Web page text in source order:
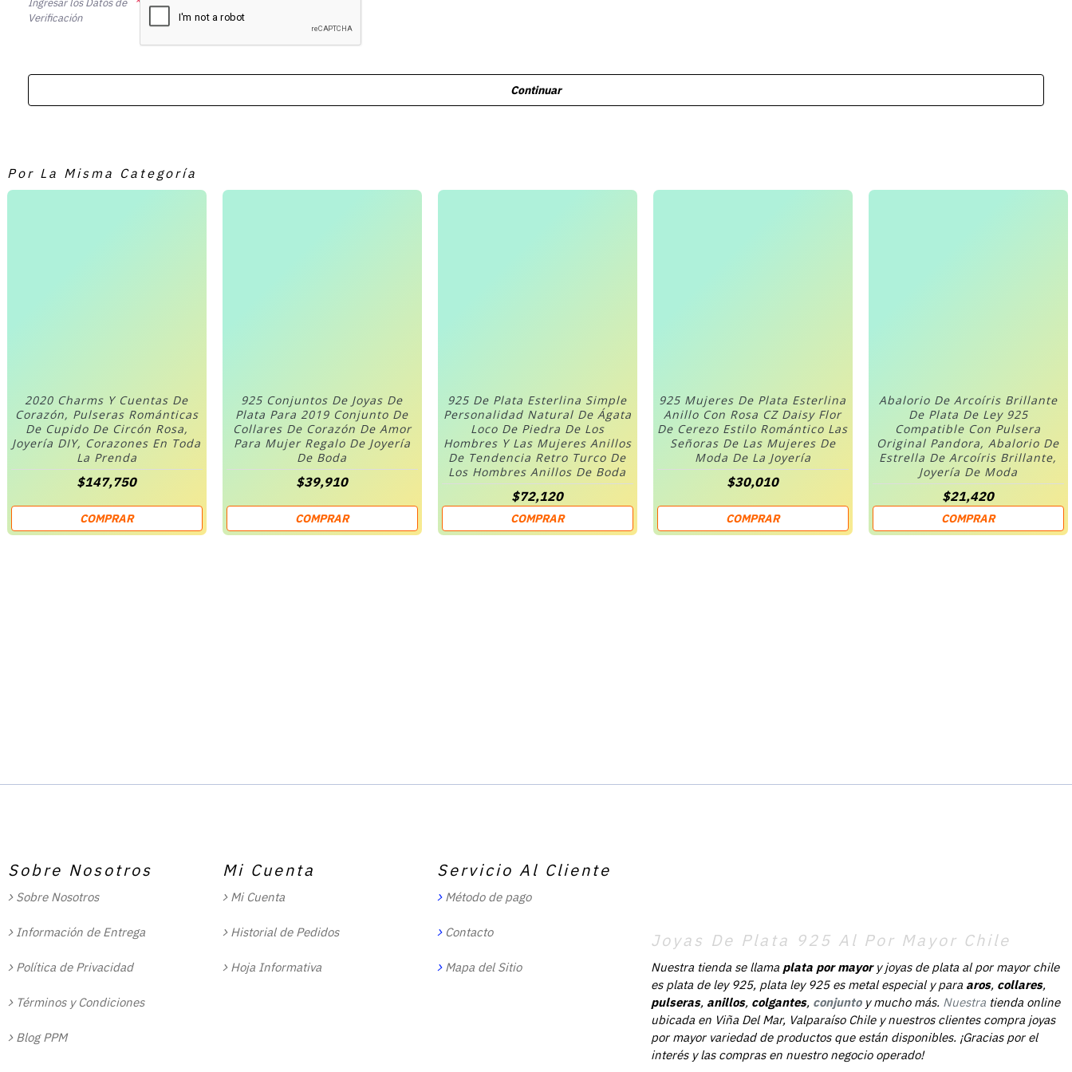
Ingresar los Datos de
Verificación
Continuar
Por La Misma Categoría
2020 Charms Y Cuentas De
Corazón, Pulseras Románticas
De Cupido De Circón Rosa,
Joyería DIY, Corazones En Toda
La Prenda
$147,750
COMPRAR
925 Conjuntos De Joyas De
Plata Para 2019 Conjunto De
Collares De Corazón De Amor
Para Mujer Regalo De Joyería
De Boda
$39,910
COMPRAR
925 De Plata Esterlina Simple
Personalidad Natural De Ágata
Loco De Piedra De Los
Hombres Y Las Mujeres Anillos
De Tendencia Retro Turco De
Los Hombres Anillos De Boda
$72,120
COMPRAR
925 Mujeres De Plata Esterlina
Anillo Con Rosa CZ Daisy Flor
De Cerezo Estilo Romántico Las
Señoras De Las Mujeres De
Moda De La Joyería
$30,010
COMPRAR
Abalorio De Arcoíris Brillante
De Plata De Ley 925
Compatible Con Pulsera
Original Pandora, Abalorio De
Estrella De Arcoíris Brillante,
Joyería De Moda
$21,420
COMPRAR
Sobre Nosotros
Sobre Nosotros
Información de Entrega
Política de Privacidad
Términos y Condiciones
Blog PPM
Mi Cuenta
Mi Cuenta
Historial de Pedidos
Hoja Informativa
Servicio Al Cliente
Método de pago
Contacto
Mapa del Sitio
Joyas De Plata 925 Al Por Mayor Chile
Nuestra tienda se llama plata por mayory joyas de plata al por mayor chile
es plata de ley 925, plata ley 925 es metal especial y para aros, collares,
pulseras, anillos, colgantes, conjunto y mucho más. Nuestra tienda online
ubicada en Viña Del Mar, Valparaíso Chile y nuestros clientes compra joyas
por mayor variedad de productos que están disponibles. ¡Gracias por el
interés y las compras en nuestro negocio operado!